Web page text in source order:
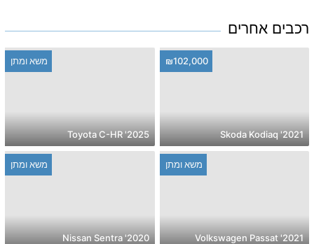
רכבים אחרים
₪102,000
2021' Skoda Kodiaq
משא ומתן
2025' Toyota C-HR
משא ומתן
2021' Volkswagen Passat
משא ומתן
2020' Nissan Sentra